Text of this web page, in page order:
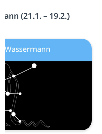
(21.1. – 19.2.)